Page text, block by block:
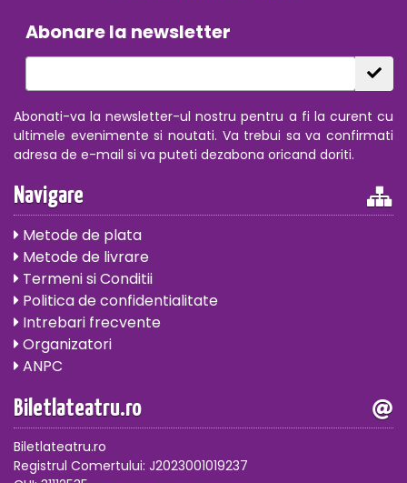
Abonare la newsletter
Abonati-va la newsletter-ul nostru pentru a fi la curent cu
ultimele evenimente si noutati. Va trebui sa va confirmati
adresa de e-mail si va puteti dezabona oricand doriti.
Navigare
Metode de plata
Metode de livrare
Termeni si Conditii
Politica de confidentialitate
Intrebari frecvente
Organizatori
ANPC
Biletlateatru.ro
Biletlateatru.ro
Registrul Comertului: J2023001019237